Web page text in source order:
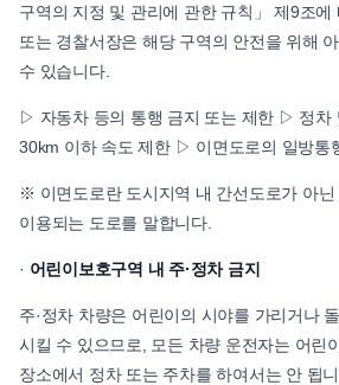
구역의 지정 및 관리에 관한 규칙」 제9조에
또는 경찰서장은 해당 구역의 안전을 위해
수 있습니다.
▷ 자동차 등의 통행 금지 또는 제한 ▷ 정차
30km 이하 속도 제한 ▷ 이면도로의 일방통
※ 이면도로란 도시지역 내 간선도로가 아닌
이용되는 도로를 말합니다.
· 어린이보호구역 내 주·정차 금지
주·정차 차량은 어린이의 시야를 가리거나
시킬 수 있으므로, 모든 차량 운전자는 어린
장소에서 정차 또는 주차를 하여서는 안 됩니